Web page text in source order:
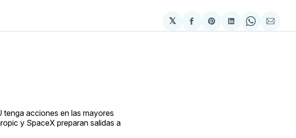
𝕏
Compartir
en
Share
on
Compartir
en
Share
on
via
tenga acciones en las mayores
y SpaceX preparan salidas a